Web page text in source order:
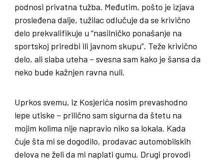
podnosi privatna tužba. Međutim, pošto je izjava
prosleđena dalje, tužilac odlučuje da se krivično
delo prekvalifikuje u “nasilničko ponašanje na
sportskoj priredbi ili javnom skupu”. Teže krivično
delo, ali slaba uteha – svesna sam kako je šansa da
neko bude kažnjen ravna nuli.
Uprkos svemu, iz Kosjerića nosim prevashodno
lepe utiske – prilično sam sigurna da štetu na
mojim kolima nije napravio niko sa lokala. Kada
čuje šta mi se dogodilo, prodavac automobilskih
delova ne želi da mi naplati gumu. Drugi provodi